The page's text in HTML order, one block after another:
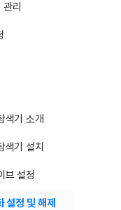
리
색기 소개
색기 설치
브 설정
설정 및 해제